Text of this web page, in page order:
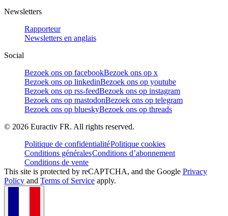
Newsletters
Rapporteur
Newsletters en anglais
Social
Bezoek ons op facebookBezoek ons op x
Bezoek ons op linkedinBezoek ons op youtube
Bezoek ons op rss-feedBezoek ons op instagram
Bezoek ons op mastodonBezoek ons op telegram
Bezoek ons op blueskyBezoek ons op threads
© 2026 Euractiv FR. All rights reserved.
Politique de confidentialitéPolitique cookies
Conditions généralesConditions d’abonnement
Conditions de vente
This site is protected by reCAPTCHA, and the Google Privacy
Policy and Terms of Service apply.